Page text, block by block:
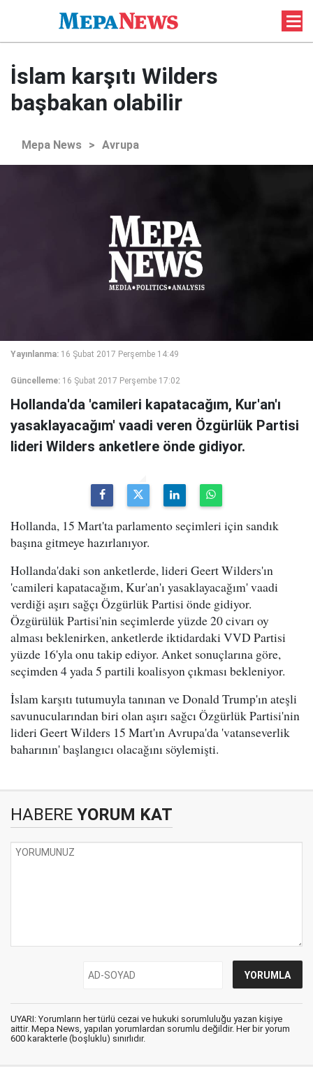
İslam karşıtı Wilders
başbakan olabilir
Mepa News > Avrupa
Yayınlanma: 16 Şubat 2017 Perşembe 14:49
Güncelleme: 16 Şubat 2017 Perşembe 17:02
Hollanda'da 'camileri kapatacağım, Kur'an'ı
yasaklayacağım' vaadi veren Özgürlük Partisi
lideri Wilders anketlere önde gidiyor.
Hollanda, 15 Mart'ta parlamento seçimleri için sandık
başına gitmeye hazırlanıyor.
Hollanda'daki son anketlerde, lideri Geert Wilders'ın
'camileri kapatacağım, Kur'an'ı yasaklayacağım' vaadi
verdiği aşırı sağçı Özgürlük Partisi önde gidiyor.
Özgürülük Partisi'nin seçimlerde yüzde 20 civarı oy
alması beklenirken, anketlerde iktidardaki VVD Partisi
yüzde 16'yla onu takip ediyor. Anket sonuçlarına göre,
seçimden 4 yada 5 partili koalisyon çıkması bekleniyor.
İslam karşıtı tutumuyla tanınan ve Donald Trump'ın ateşli
savunucularından biri olan aşırı sağcı Özgürlük Partisi'nin
lideri Geert Wilders 15 Mart'ın Avrupa'da 'vatanseverlik
baharının' başlangıcı olacağını söylemişti.
HABERE YORUM KAT
UYARI: Yorumların her türlü cezai ve hukuki sorumluluğu yazan kişiye
aittir. Mepa News, yapılan yorumlardan sorumlu değildir. Her bir yorum
600 karakterle (boşluklu) sınırlıdır.